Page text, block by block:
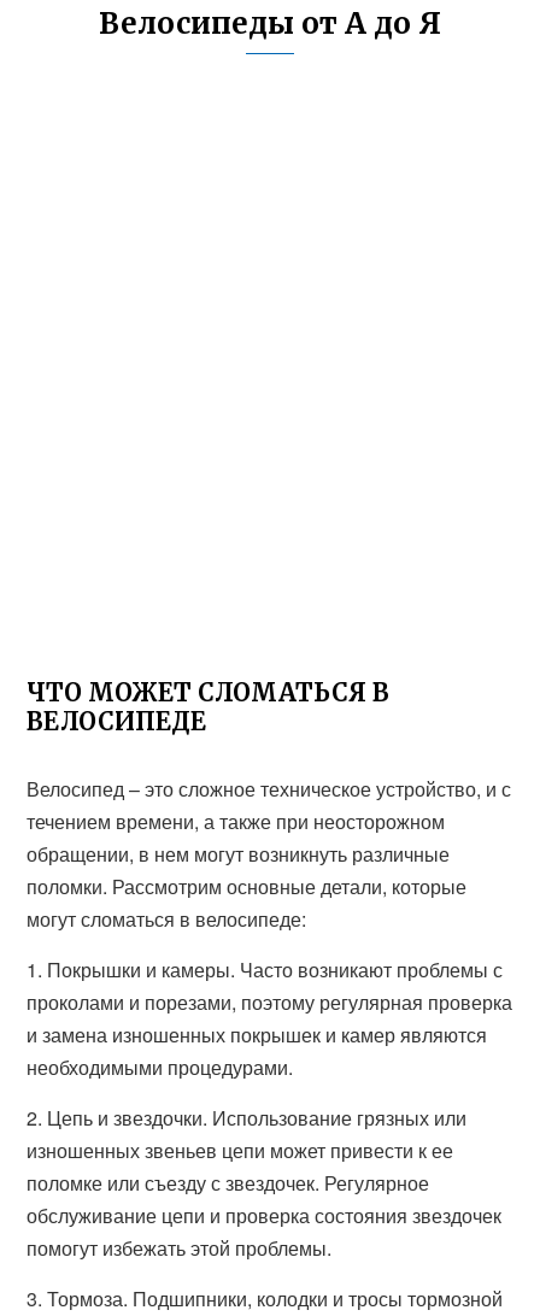
Велосипеды от А до Я
ЧТО МОЖЕТ СЛОМАТЬСЯ В
ВЕЛОСИПЕДЕ
Велосипед – это сложное техническое устройство, и с
течением времени, а также при неосторожном
обращении, в нем могут возникнуть различные
поломки. Рассмотрим основные детали, которые
могут сломаться в велосипеде:
1. Покрышки и камеры. Часто возникают проблемы с
проколами и порезами, поэтому регулярная проверка
и замена изношенных покрышек и камер являются
необходимыми процедурами.
2. Цепь и звездочки. Использование грязных или
изношенных звеньев цепи может привести к ее
поломке или съезду с звездочек. Регулярное
обслуживание цепи и проверка состояния звездочек
помогут избежать этой проблемы.
3. Тормоза. Подшипники, колодки и тросы тормозной